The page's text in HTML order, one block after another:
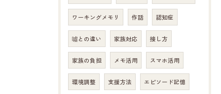
ワーキングメモリ 作話 認知症
噓との違い 家族対応 接し方
家族の負担 メモ活用 スマホ活用
環境調整 支援方法 エピソード記憶